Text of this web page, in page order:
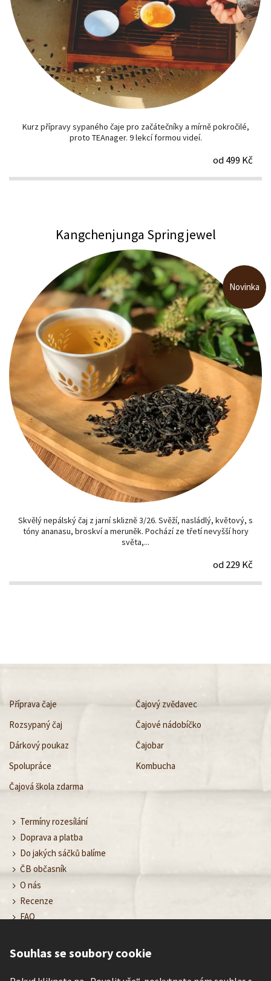
Kurz přípravy sypaného čaje pro začátečníky a mírně pokročilé,
proto TEAnager. 9 lekcí formou videí.
od 499 Kč
Kangchenjunga Spring jewel
Skvělý nepálský čaj z jarní sklizně 3/26. Svěží, nasládlý, květový, s
tóny ananasu, broskví a meruněk. Pochází ze třetí nevyšší hory
světa,...
od 229 Kč
Novinka
Příprava čaje
Čajový zvědavec
Rozsypaný čaj
Čajové nádobíčko
Dárkový poukaz
Čajobar
Spolupráce
Kombucha
Čajová škola zdarma
Termíny rozesílání
Doprava a platba
Do jakých sáčků balíme
ČB občasník
O nás
Recenze
FAQ
Ochrana osobních údajů
Souhlas se soubory cookie